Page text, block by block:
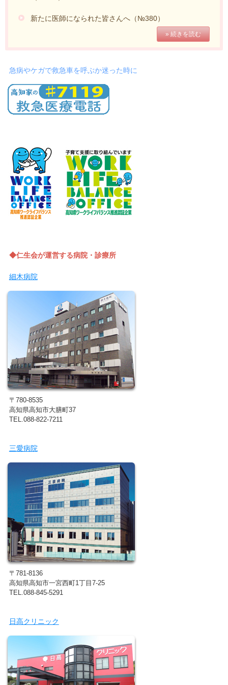
新たに医師になられた皆さんへ（№380）
» 続きを読む
急病やケガで救急車を呼ぶか迷った時に
◆仁生会が運営する病院・診療所
細木病院
〒780-8535
高知県高知市大膳町37
TEL.088-822-7211
三愛病院
〒781-8136
高知県高知市一宮西町1丁目7-25
TEL.088-845-5291
日高クリニック